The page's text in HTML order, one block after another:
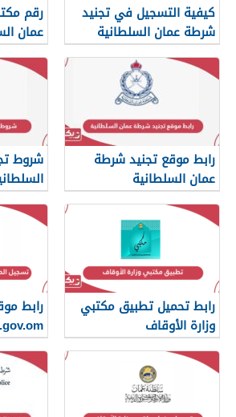
كيفية التسجيل في تجنيد
شرطة عمان السلطانية
2026
رقم
عمان
رابط موقع تجنيد شرطة
عمان السلطانية
شروط
السلطانية
رابط تحميل تطبيق مكتبي
وزارة الأوقاف
رابط
تسجيل